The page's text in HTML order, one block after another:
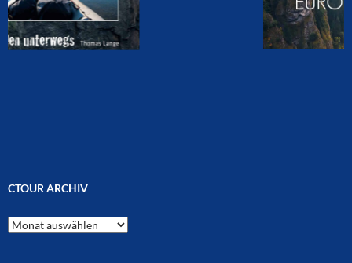
CTOUR ARCHIV
CTOUR
Archiv